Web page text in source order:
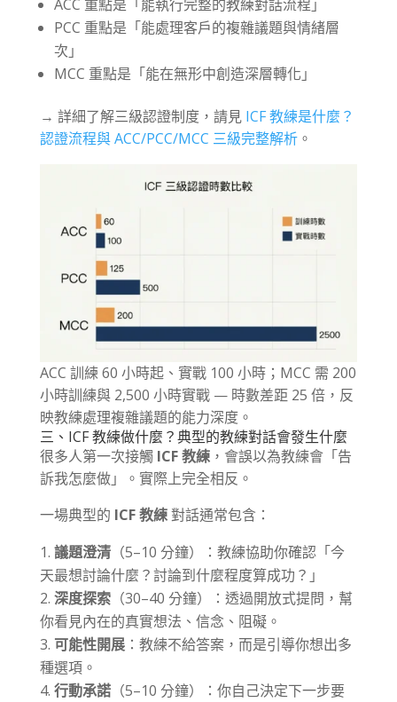
ACC 重點是「能執行完整的教練對話流程」
PCC 重點是「能處理客戶的複雜議題與情緒層
次」
MCC 重點是「能在無形中創造深層轉化」
→ 詳細了解三級認證制度，請見 ICF 教練是什麼？
認證流程與 ACC/PCC/MCC 三級完整解析。
ACC 訓練 60 小時起、實戰 100 小時；MCC 需 200
小時訓練與 2,500 小時實戰 — 時數差距 25 倍，反
映教練處理複雜議題的能力深度。
三、ICF 教練做什麼？典型的教練對話會發生什麼
很多人第一次接觸 ICF 教練，會誤以為教練會「告
訴我怎麼做」。實際上完全相反。
一場典型的 ICF 教練對話通常包含：
議題澄清（5–10 分鐘）：教練協助你確認「今
天最想討論什麼？討論到什麼程度算成功？」
深度探索（30–40 分鐘）：透過開放式提問，幫
你看見內在的真實想法、信念、阻礙。
可能性開展：教練不給答案，而是引導你想出多
種選項。
行動承諾（5–10 分鐘）：你自己決定下一步要